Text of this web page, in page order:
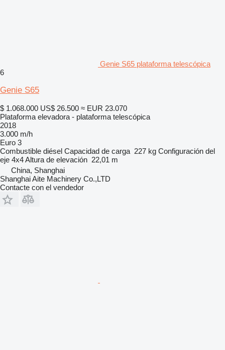
Genie S65 plataforma telescópica
6
Genie S65
$ 1.068.000 US$ 26.500 ≈ EUR 23.070
Plataforma elevadora - plataforma telescópica
2018
3.000 m/h
Euro 3
Combustible diésel Capacidad de carga 227 kg Configuración del
eje 4x4Altura de elevación 22,01 m
China, Shanghai
Shanghai Aite Machinery Co.,LTD
Contacte con el vendedor